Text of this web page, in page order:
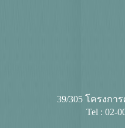
39/305 โครงก
Tel : 02-